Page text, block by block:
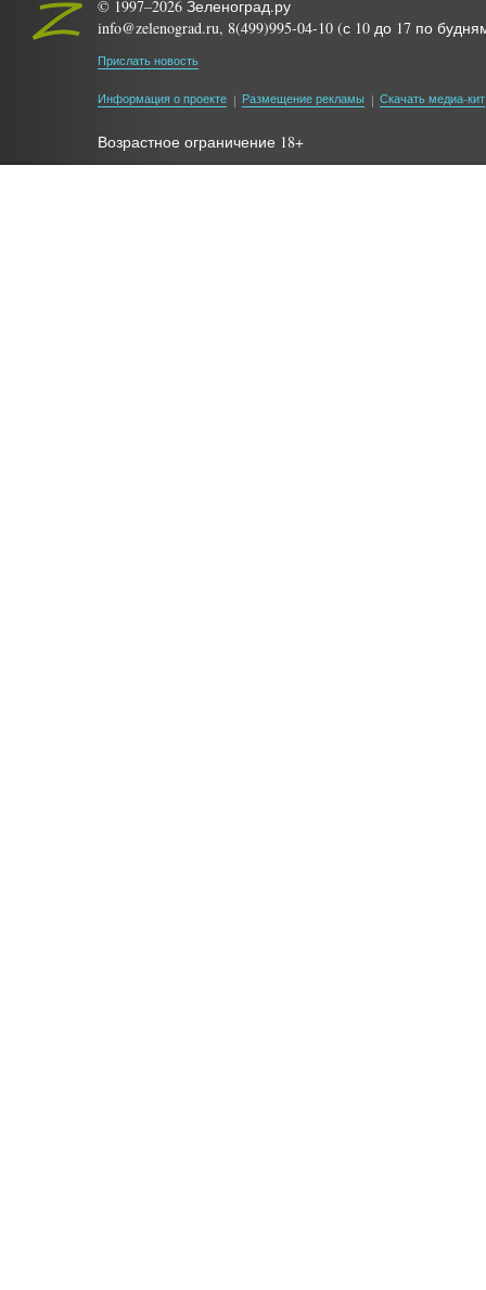
© 1997–2026 Зеленоград.ру
info@zelenograd.ru, 8(499)995-04-10 (с 10 до 17 по
Прислать новость
Информация о проекте Размещение рекламы Скачать медиа-кит
Возрастное ограничение 18+